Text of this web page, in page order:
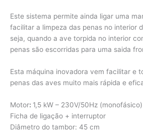
Este sistema permite ainda ligar uma
facilitar a limpeza das penas no interior
seja, quando a ave torpida no interior
penas são escorridas para uma saida
Esta máquina inovadora vem facilitar e
penas das aves muito mais rápida e
Motor: 1,5 kW – 230V/50Hz (monofásico)
Ficha de ligação + interruptor
Diâmetro do tambor: 45 cm